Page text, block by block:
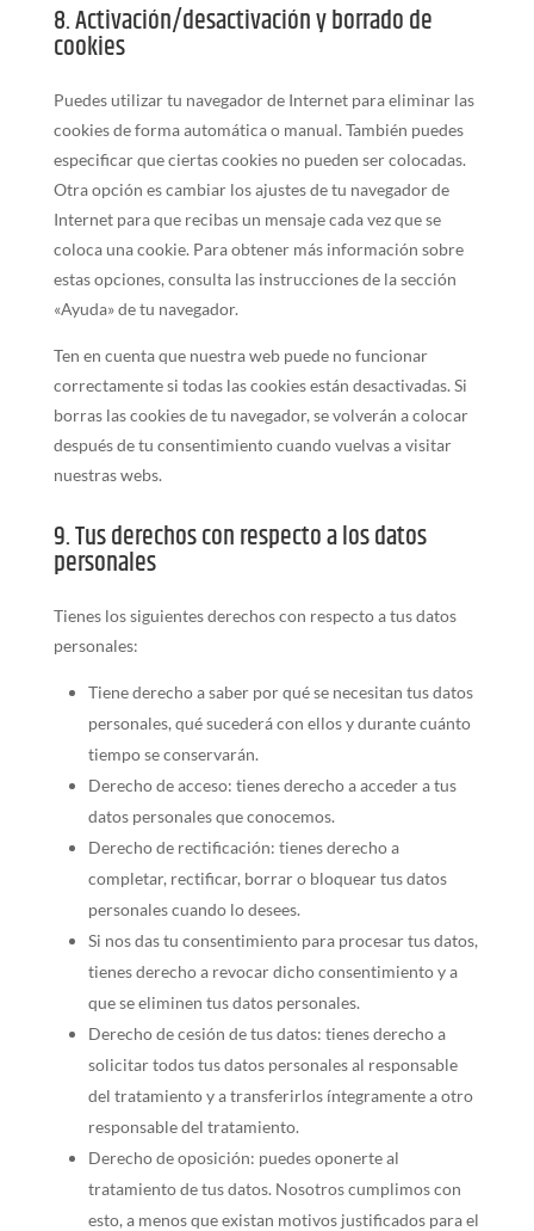
8. Activación/desactivación y borrado de
cookies
Puedes utilizar tu navegador de Internet para eliminar las
cookies de forma automática o manual. También puedes
especificar que ciertas cookies no pueden ser colocadas.
Otra opción es cambiar los ajustes de tu navegador de
Internet para que recibas un mensaje cada vez que se
coloca una cookie. Para obtener más información sobre
estas opciones, consulta las instrucciones de la sección
«Ayuda» de tu navegador.
Ten en cuenta que nuestra web puede no funcionar
correctamente si todas las cookies están desactivadas. Si
borras las cookies de tu navegador, se volverán a colocar
después de tu consentimiento cuando vuelvas a visitar
nuestras webs.
9. Tus derechos con respecto a los datos
personales
Tienes los siguientes derechos con respecto a tus datos
personales:
Tiene derecho a saber por qué se necesitan tus datos
personales, qué sucederá con ellos y durante cuánto
tiempo se conservarán.
Derecho de acceso: tienes derecho a acceder a tus
datos personales que conocemos.
Derecho de rectificación: tienes derecho a
completar, rectificar, borrar o bloquear tus datos
personales cuando lo desees.
Si nos das tu consentimiento para procesar tus datos,
tienes derecho a revocar dicho consentimiento y a
que se eliminen tus datos personales.
Derecho de cesión de tus datos: tienes derecho a
solicitar todos tus datos personales al responsable
del tratamiento y a transferirlos íntegramente a otro
responsable del tratamiento.
Derecho de oposición: puedes oponerte al
tratamiento de tus datos. Nosotros cumplimos con
esto, a menos que existan motivos justificados para el